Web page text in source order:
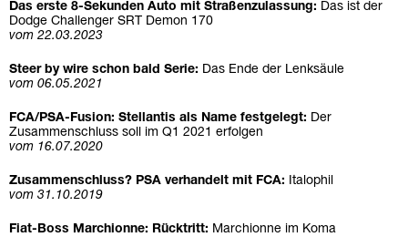
Das erste 8-Sekunden Auto mit Straßenzulassung: Das ist der
Dodge Challenger SRT Demon 170
vom 22.03.2023
Steer by wire schon bald Serie: Das Ende der Lenksäule
vom 06.05.2021
FCA/PSA-Fusion: Stellantis als Name festgelegt: Der
Zusammenschluss soll im Q1 2021 erfolgen
vom 16.07.2020
Zusammenschluss? PSA verhandelt mit FCA:
Italophil
vom 31.10.2019
Fiat-Boss Marchionne: Rücktritt: Marchionne im Koma